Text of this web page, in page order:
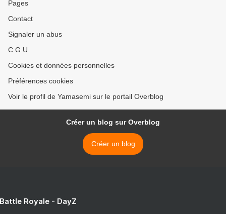
Pages
Contact
Signaler un abus
C.G.U.
Cookies et données personnelles
Préférences cookies
Voir le profil de Yamasemi sur le portail Overblog
Créer un blog sur Overblog
Créer un blog
Royale - DayZ